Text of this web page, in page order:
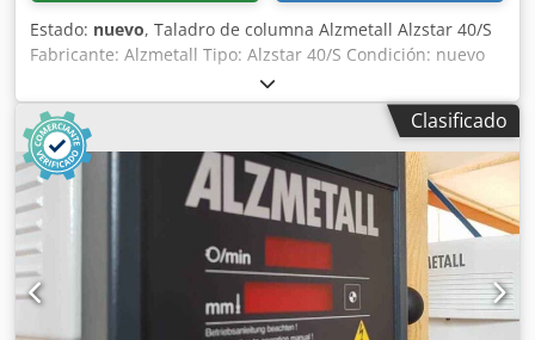
Estado: nuevo, Taladro de columna Alzmetall Alzstar 40/S
Fabricante: Alzmetall Tipo: Alzstar 40/S Condición: nuevo
Capacidad de taladrado acero E335 (St 60) 40 mm Husillo
corto MK 3 Carrera del husillo 120 mm Proyección 293 mm
Diámetro de la columna 115 mm Mesa de máquina,
soporte utilizable 514 x 360 mm Ranuras en T, número x
ancho x distancia 2 x 14 x 224 mm Dcodpfey S Ar Tox Ab
Rsk Distancia mesa husillo mín./máx. 117/701 mm Mano
de alimentación Altura de la máquina sin opciones aprox.
1840 mm Peso neto aprox. 270 kg Velocidad del husillo
rpm 160-2250
Clasificado